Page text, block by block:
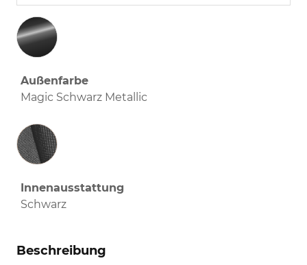
Außenfarbe
Magic Schwarz Metallic
Innenausstattung
Innenausstattung
Schwarz
Beschreibung